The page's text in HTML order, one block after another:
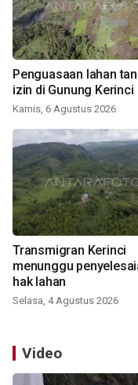
Penguasaan lahan
izin di Gunung Kerinci
Kamis, 6 Agustus 2026
Transmigran Kerinci
menunggu
hak lahan
Selasa, 4 Agustus 2026
Video